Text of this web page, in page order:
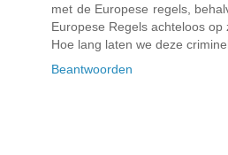
met de Europese regels,
Europese Regels achteloos op
Hoe lang laten we deze
Beantwoorden